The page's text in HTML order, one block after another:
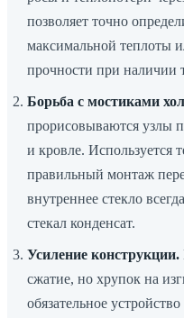
позволяет точно
максимальной теплоты
прочности при наличии
Борьба с мостиками
прорисовываются узлы
и кровле. Используется
правильный монтаж
внутреннее стекло
стекал конденсат.
Усиление конструкции.
сжатие, но хрупок на
обязательное